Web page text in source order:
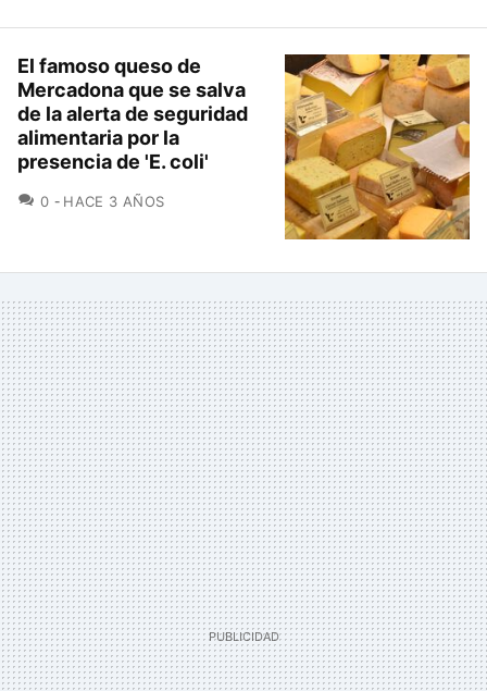
El famoso queso de
Mercadona que se salva
de la alerta de seguridad
alimentaria por la
presencia de 'E. coli'
0 COMENTARIOS
HACE 3 AÑOS